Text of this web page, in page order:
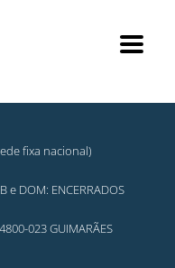
fixa nacional)
e DOM: ENCERRADOS
4800-023 GUIMARÃES